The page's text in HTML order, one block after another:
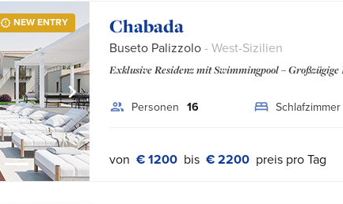
NEW ENTRY Chabada
Buseto Palizzolo- West-Sizilien
Exklusive Residenz mit Swimmingpool –
Personen 16 Schlafzimmer
von € 1200 bis € 2200 preis pro Tag